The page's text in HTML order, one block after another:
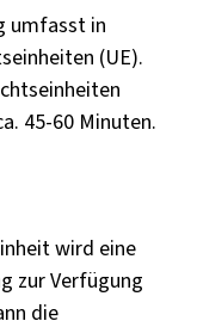
umfasst in
(UE).
45-60 Minuten.
wird eine
zur Verfügung
die